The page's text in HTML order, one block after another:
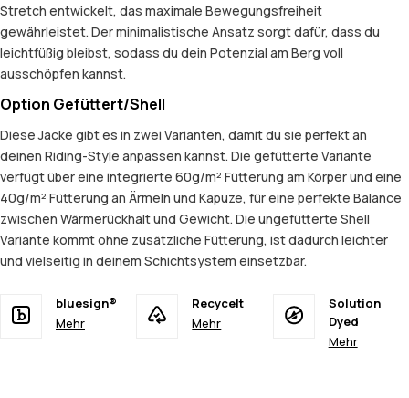
Stretch entwickelt, das maximale Bewegungsfreiheit
gewährleistet. Der minimalistische Ansatz sorgt dafür, dass du
leichtfüßig bleibst, sodass du dein Potenzial am Berg voll
ausschöpfen kannst.
Option Gefüttert/Shell
Diese Jacke gibt es in zwei Varianten, damit du sie perfekt an
deinen Riding-Style anpassen kannst. Die gefütterte Variante
verfügt über eine integrierte 60g/m² Fütterung am Körper und eine
40g/m² Fütterung an Ärmeln und Kapuze, für eine perfekte Balance
zwischen Wärmerückhalt und Gewicht. Die ungefütterte Shell
Variante kommt ohne zusätzliche Fütterung, ist dadurch leichter
und vielseitig in deinem Schichtsystem einsetzbar.
bluesign®
Mehr
Recycelt
Mehr
Solution
Dyed
Mehr